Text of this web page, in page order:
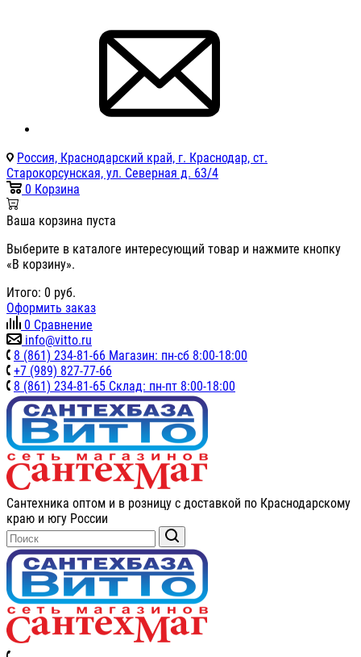
Россия, Краснодарский край, г. Краснодар, ст.
Старокорсунская, ул. Северная д. 63/4
0 Корзина
Ваша корзина пуста
Выберите в каталоге интересующий товар и нажмите кнопку
«В корзину».
Итого: 0 руб.
Оформить заказ
0 Сравнение
info@vitto.ru
8 (861) 234-81-66 Магазин: пн-сб 8:00-18:00
+7 (989) 827-77-66
8 (861) 234-81-65 Склад: пн-пт 8:00-18:00
Сантехника оптом и в розницу с доставкой по Краснодарскому
краю и югу России